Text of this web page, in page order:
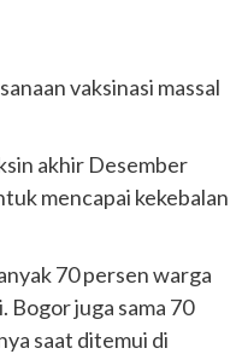
vaksinasi massal
akhir Desember
mencapai kekebalan
70 persen warga
Bogor juga sama 70
saat ditemui di